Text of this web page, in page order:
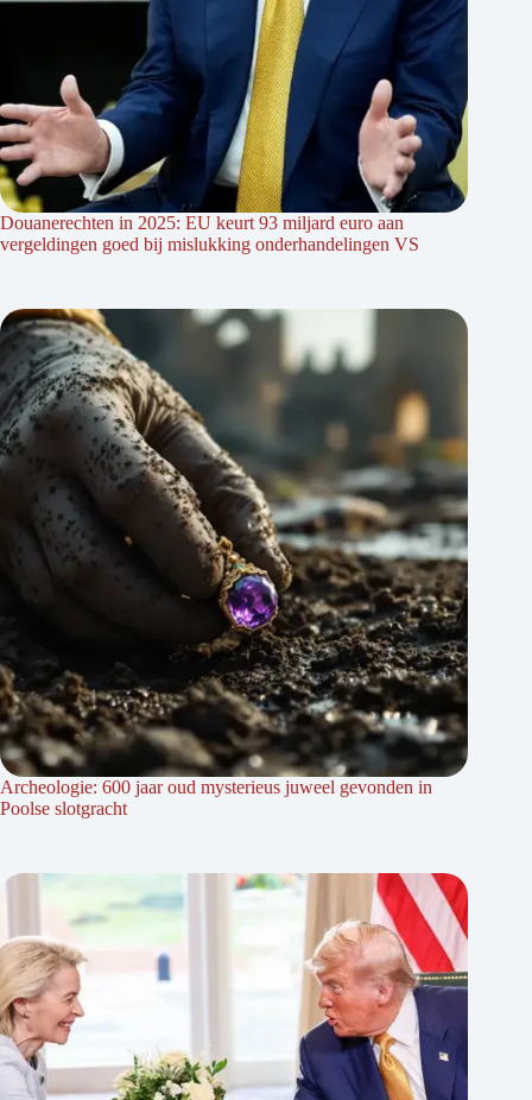
Douanerechten in 2025: EU keurt 93 miljard euro aan
vergeldingen goed bij mislukking onderhandelingen VS
Archeologie: 600 jaar oud mysterieus juweel gevonden in
Poolse slotgracht